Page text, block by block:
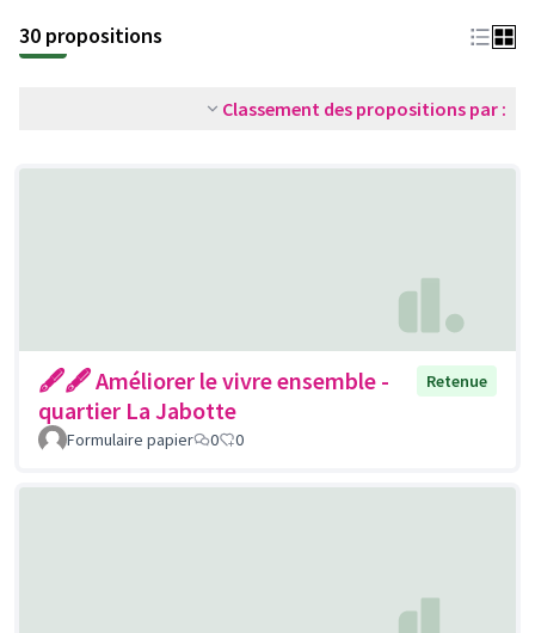
30 propositions
Classement des propositions par :
🖋🖋 Améliorer le vivre ensemble -
quartier La Jabotte
Retenue
Formulaire papier 0 0